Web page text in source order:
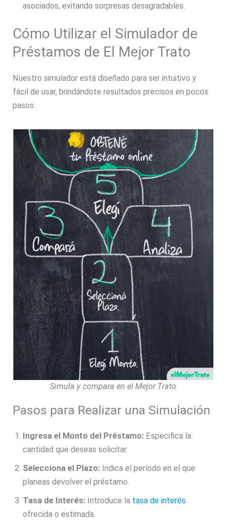
asociados, evitando sorpresas desagradables.
Cómo Utilizar el Simulador de
Préstamos de El Mejor Trato
Nuestro simulador está diseñado para ser intuitivo y
fácil de usar, brindándote resultados precisos en pocos
pasos.
Simula y compara en el Mejor Trato
Pasos para Realizar una Simulación
Ingresa el Monto del Préstamo: Especifica la
cantidad que deseas solicitar.
Selecciona el Plazo: Indica el período en el que
planeas devolver el préstamo.
Tasa de Interés: Introduce la tasa de interés
ofrecida o estimada.